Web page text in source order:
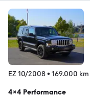
EZ 10/2008• 169.000 km
4x4 Performance